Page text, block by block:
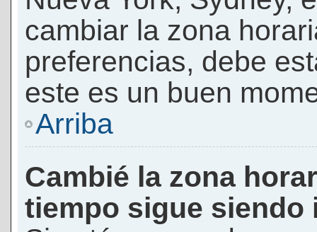
cambiar la zona
preferencias, debe
este es un buen
Arriba
Cambié la zona
tiempo sigue siendo